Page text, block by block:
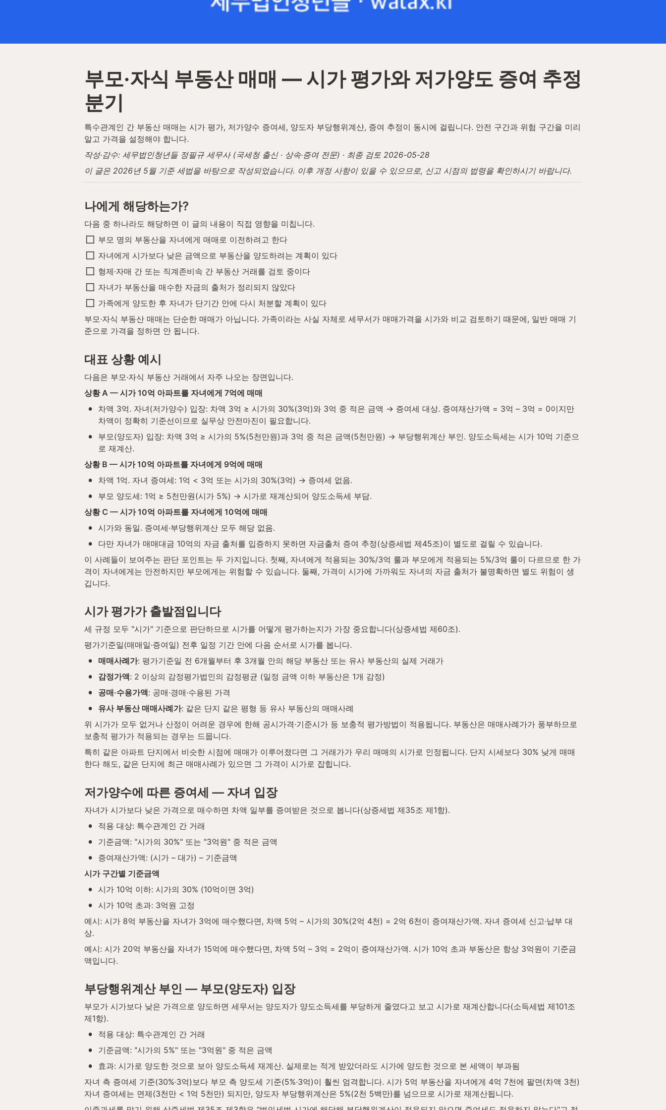
부모·자식 부동산 매매 — 시가 평가와 저가양도 증여 추정
분기
특수관계인 간 부동산 매매는 시가 평가, 저가양수 증여세, 양도자 부당행위계산, 증여 추정이 동시에 걸립니다. 안전 구간과 위험 구간을 미리
알고 가격을 설정해야 합니다.
작성·감수: 세무법인청년들 정필규 세무사 (국세청 출신 · 상속·증여 전문) · 최종 검토 2026-05-28
이 글은 2026년 5월 기준 세법을 바탕으로 작성되었습니다. 이후 개정 사항이 있을 수 있으므로, 신고 시점의 법령을 확인하시기 바랍니다.
나에게 해당하는가?
다음 중 하나라도 해당하면 이 글의 내용이 직접 영향을 미칩니다.
부모 명의 부동산을 자녀에게 매매로 이전하려고 한다
자녀에게 시가보다 낮은 금액으로 부동산을 양도하려는 계획이 있다
형제·자매 간 또는 직계존비속 간 부동산 거래를 검토 중이다
자녀가 부동산을 매수한 자금의 출처가 정리되지 않았다
가족에게 양도한 후 자녀가 단기간 안에 다시 처분할 계획이 있다
부모·자식 부동산 매매는 단순한 매매가 아닙니다. 가족이라는 사실 자체로 세무서가 매매가격을 시가와 비교 검토하기 때문에, 일반 매매 기
준으로 가격을 정하면 안 됩니다.
대표 상황 예시
다음은 부모·자식 부동산 거래에서 자주 나오는 장면입니다.
상황 A — 시가 10억 아파트를 자녀에게 7억에 매매
•
차액 3억. 자녀(저가양수) 입장: 차액 3억 ≥ 시가의 30%(3억)와 3억 중 적은 금액 → 증여세 대상. 증여재산가액 = 3억 – 3억 = 0이지만
차액이 정확히 기준선이므로 실무상 안전마진이 필요합니다.
•
부모(양도자) 입장: 차액 3억 ≥ 시가의 5%(5천만원)과 3억 중 적은 금액(5천만원) → 부당행위계산 부인. 양도소득세는 시가 10억 기준으
로 재계산.
상황 B — 시가 10억 아파트를 자녀에게 9억에 매매
• 차액 1억. 자녀 증여세: 1억 < 3억 또는 시가의 30%(3억) → 증여세 없음.
•
부모 양도세: 1억 ≥ 5천만원(시가 5%) → 시가로 재계산되어 양도소득세 부담.
상황 C — 시가 10억 아파트를 자녀에게 10억에 매매
• 시가와 동일. 증여세·부당행위계산 모두 해당 없음.
•
다만 자녀가 매매대금 10억의 자금 출처를 입증하지 못하면 자금출처 증여 추정(상증세법 제45조)이 별도로 걸릴 수 있습니다.
이 사례들이 보여주는 판단 포인트는 두 가지입니다. 첫째, 자녀에게 적용되는 30%/3억 룰과 부모에게 적용되는 5%/3억 룰이 다르므로 한 가
격이 자녀에게는 안전하지만 부모에게는 위험할 수 있습니다. 둘째, 가격이 시가에 가까워도 자녀의 자금 출처가 불명확하면 별도 위험이 생
깁니다.
시가 평가가 출발점입니다
세 규정 모두 "시가" 기준으로 판단하므로 시가를 어떻게 평가하는지가 가장 중요합니다(상증세법 제60조).
평가기준일(매매일·증여일) 전후 일정 기간 안에 다음 순서로 시가를 봅니다.
• 매매사례가: 평가기준일 전 6개월부터 후 3개월 안의 해당 부동산 또는 유사 부동산의 실제 거래가
• 감정가액: 2 이상의 감정평가법인의 감정평균 (일정 금액 이하 부동산은 1개 감정)
• 공매·수용가액: 공매·경매·수용된 가격
• 유사 부동산 매매사례가: 같은 단지 같은 평형 등 유사 부동산의 매매사례
위 시가가 모두 없거나 산정이 어려운 경우에 한해 공시가격·기준시가 등 보충적 평가방법이 적용됩니다. 부동산은 매매사례가가 풍부하므로
보충적 평가가 적용되는 경우는 드뭅니다.
특히 같은 아파트 단지에서 비슷한 시점에 매매가 이루어졌다면 그 거래가가 우리 매매의 시가로 인정됩니다. 단지 시세보다 30% 낮게 매매
한다 해도, 같은 단지에 최근 매매사례가 있으면 그 가격이 시가로 잡힙니다.
저가양수에 따른 증여세 — 자녀 입장
자녀가 시가보다 낮은 가격으로 매수하면 차액 일부를 증여받은 것으로 봅니다(상증세법 제35조 제1항).
• 적용 대상: 특수관계인 간 거래
• 기준금액: "시가의 30%" 또는 "3억원" 중 적은 금액
•
증여재산가액: (시가 – 대가) – 기준금액
시가 구간별 기준금액
• 시가 10억 이하: 시가의 30% (10억이면 3억)
• 시가 10억 초과: 3억원 고정
예시: 시가 8억 부동산을 자녀가 3억에 매수했다면, 차액 5억 – 시가의 30%(2억 4천) = 2억 6천이 증여재산가액. 자녀 증여세 신고·납부 대
상.
예시: 시가 20억 부동산을 자녀가 15억에 매수했다면, 차액 5억 – 3억 = 2억이 증여재산가액. 시가 10억 초과 부동산은 항상 3억원이 기준금
액입니다.
부당행위계산 부인 — 부모(양도자) 입장
부모가 시가보다 낮은 가격으로 양도하면 세무서는 양도자가 양도소득세를 부당하게 줄였다고 보고 시가로 재계산합니다(소득세법 제101조
제1항).
• 적용 대상: 특수관계인 간 거래
• 기준금액: "시가의 5%" 또는 "3억원" 중 적은 금액
•
효과: 시가로 양도한 것으로 보아 양도소득세 재계산. 실제로는 적게 받았더라도 시가에 양도한 것으로 본 세액이 부과됨
자녀 측 증여세 기준(30%·3억)보다 부모 측 양도세 기준(5%·3억)이 훨씬 엄격합니다. 시가 5억 부동산을 자녀에게 4억 7천에 팔면(차액 3천)
자녀 증여세는 면제(3천만 < 1억 5천만) 되지만, 양도자 부당행위계산은 5%(2천 5백만)를 넘으므로 시가로 재계산됩니다.